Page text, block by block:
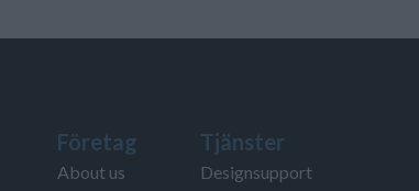
Företag
About us
Tjänster
Designsupport